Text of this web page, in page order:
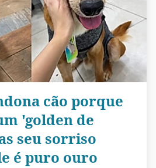
cão porque
'golden de
seu sorriso
é puro ouro